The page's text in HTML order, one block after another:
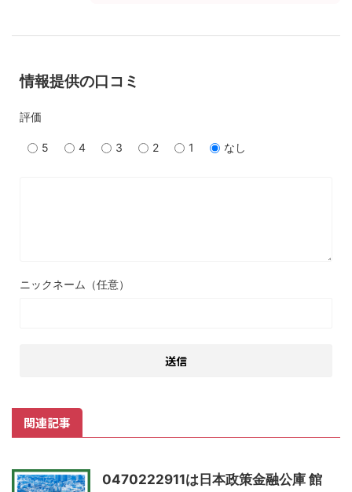
情報提供の口コミ
評価
5 4 3 2 1 なし
ニックネーム（任意）
関連記事
0470222911は日本政策金融公庫 館